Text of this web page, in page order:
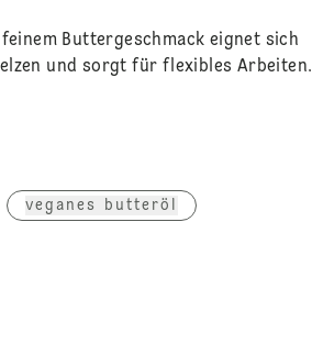
Buttergeschmack eignet sich
und sorgt für flexibles Arbeiten.
veganes butteröl